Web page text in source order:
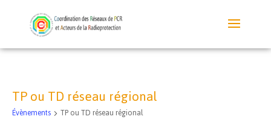
TP ou TD réseau régional
Évènements TP ou TD réseau régional